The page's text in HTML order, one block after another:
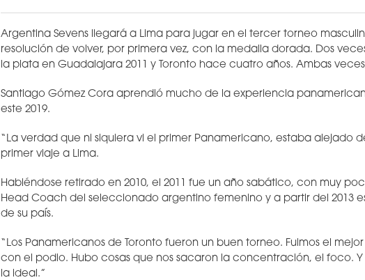
Argentina Sevens llegará a Lima para jugar en el tercer torneo
resolución de volver, por primera vez, con la medalla dorada. Dos
la plata en Guadalajara 2011 y Toronto hace cuatro años. Ambas
Santiago Gómez Cora aprendió mucho de la experiencia
este 2019.
“La verdad que ni siquiera vi el primer Panamericano, estaba alejado
primer viaje a Lima.
Habiéndose retirado en 2010, el 2011 fue un año sabático, con muy
Head Coach del seleccionado argentino femenino y a partir del 2013
de su país.
“Los Panamericanos de Toronto fueron un buen torneo. Fuimos el
con el podio. Hubo cosas que nos sacaron la concentración, el foco.
la ideal.”